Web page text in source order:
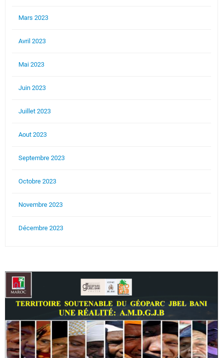
Mars 2023
Avril 2023
Mai 2023
Juin 2023
Juillet 2023
Aout 2023
Septembre 2023
Octobre 2023
Novembre 2023
Décembre 2023